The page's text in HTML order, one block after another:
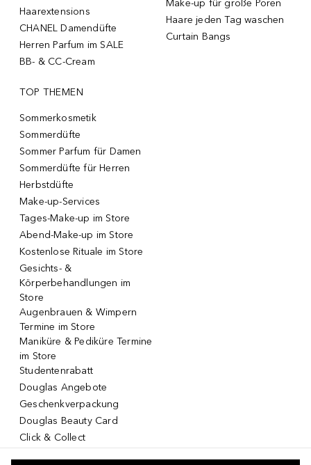
Haarextensions
CHANEL Damendüfte
Herren Parfum im SALE
BB- & CC-Cream
Make-up für große Poren
Haare jeden Tag waschen
Curtain Bangs
TOP THEMEN
Sommerkosmetik
Sommerdüfte
Sommer Parfum für Damen
Sommerdüfte für Herren
Herbstdüfte
Make-up-Services
Tages-Make-up im Store
Abend-Make-up im Store
Kostenlose Rituale im Store
Gesichts- &
Körperbehandlungen im
Store
Augenbrauen & Wimpern
Termine im Store
Maniküre & Pediküre Termine
im Store
Studentenrabatt
Douglas Angebote
Geschenkverpackung
Douglas Beauty Card
Click & Collect